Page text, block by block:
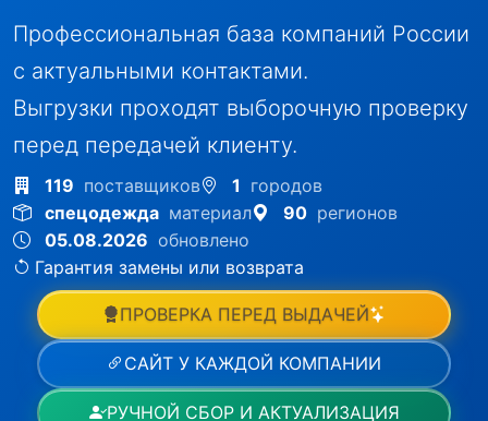
Профессиональная база компаний России
с актуальными контактами.
Выгрузки проходят выборочную проверку
перед передачей клиенту.
119 поставщиков 1 городов
спецодежда материал 90 регионов
05.08.2026 обновлено
Гарантия замены или возврата
ПРОВЕРКА ПЕРЕД ВЫДАЧЕЙ
САЙТ У КАЖДОЙ КОМПАНИИ
РУЧНОЙ СБОР И АКТУАЛИЗАЦИЯ